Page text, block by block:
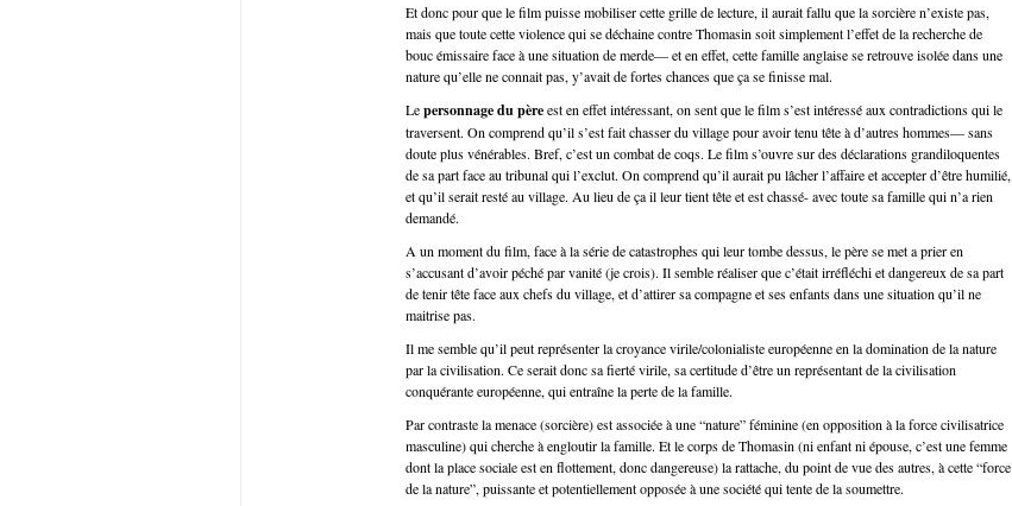
Et donc pour que le film puisse mobiliser cette grille de lecture, il aurait fallu que la sorcière n’existe pas,
mais que toute cette violence qui se déchaine contre Thomasin soit simplement l’effet de la recherche de
bouc émissaire face à une situation de merde— et en effet, cette famille anglaise se retrouve isolée dans une
nature qu’elle ne connait pas, y’avait de fortes chances que ça se finisse mal.
Lepersonnage du pèreest en effet intéressant, on sent que le film s’est intéressé aux contradictions qui le
traversent. On comprend qu’il s’est fait chasser du village pour avoir tenu tête à d’autres hommes— sans
doute plus vénérables. Bref, c’est un combat de coqs. Le film s’ouvre sur des déclarations grandiloquentes
de sa part face au tribunal qui l’exclut. On comprend qu’il aurait pu lâcher l’affaire et accepter d’être humilié,
et qu’il serait resté au village. Au lieu de ça il leur tient tête et est chassé- avec toute sa famille qui n’a rien
demandé.
A un moment du film, face à la série de catastrophes qui leur tombe dessus, le père se met a prier en
s’accusant d’avoir péché par vanité (je crois). Il semble réaliser que c’était irréfléchi et dangereux de sa part
de tenir tête face aux chefs du village, et d’attirer sa compagne et ses enfants dans une situation qu’il ne
maitrise pas.
Il me semble qu’il peut représenter la croyance virile/colonialiste européenne en la domination de la nature
par la civilisation. Ce serait donc sa fierté virile, sa certitude d’être un représentant de la civilisation
conquérante européenne, qui entraîne la perte de la famille.
Par contraste la menace (sorcière) est associée à une “nature” féminine (en opposition à la force civilisatrice
masculine) qui cherche à engloutir la famille. Et le corps de Thomasin (ni enfant ni épouse, c’est une femme
dont la place sociale est en flottement, donc dangereuse) la rattache, du point de vue des autres, à cette “force
de la nature”, puissante et potentiellement opposée à une société qui tente de la soumettre.